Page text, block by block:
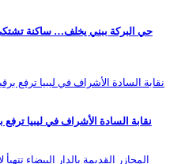
حي البركة ببني يخلف… ساكنة
نقابة السادة الأشراف في ليبيا